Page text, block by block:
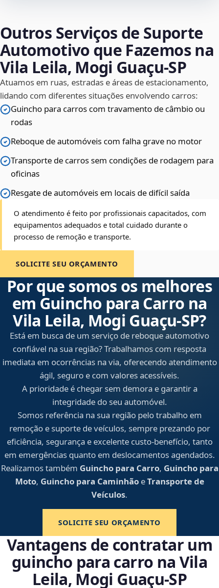
Outros Serviços de Suporte
Automotivo que Fazemos na
Vila Leila, Mogi Guaçu‑SP
Atuamos em ruas, estradas e áreas de estacionamento,
lidando com diferentes situações envolvendo carros:
Guincho para carros com travamento de câmbio ou
rodas
Reboque de automóveis com falha grave no motor
Transporte de carros sem condições de rodagem para
oficinas
Resgate de automóveis em locais de difícil saída
O atendimento é feito por profissionais capacitados, com
equipamentos adequados e total cuidado durante o
processo de remoção e transporte.
SOLICITE SEU ORÇAMENTO
Por que somos os melhores
em Guincho para Carro na
Vila Leila, Mogi Guaçu‑SP?
Está em busca de um serviço de reboque automotivo
confiável na sua região? Trabalhamos com resposta
imediata em ocorrências na via, oferecendo atendimento
ágil, seguro e com valores acessíveis.
A prioridade é chegar sem demora e garantir a
integridade do seu automóvel.
Somos referência na sua região pelo trabalho em
remoção e suporte de veículos, sempre prezando por
eficiência, segurança e excelente custo-benefício, tanto
em emergências quanto em deslocamentos agendados.
Realizamos também Guincho para Carro, Guincho para
Moto, Guincho para CaminhãoeTransporte de
Veículos.
SOLICITE SEU ORÇAMENTO
Vantagens de contratar um
guincho para carro na Vila
Leila, Mogi Guaçu‑SP